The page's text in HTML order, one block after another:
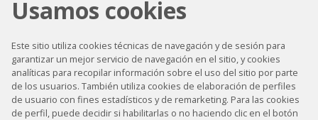
Accesibilidad
Contacto
Aviso legal
Usamos cookies
Este sitio utiliza cookies técnicas de navegación y de sesión para
garantizar un mejor servicio de navegación en el sitio, y cookies
analíticas para recopilar información sobre el uso del sitio por parte
de los usuarios. También utiliza cookies de elaboración de perfiles
de usuario con fines estadísticos y de remarketing. Para las cookies
de perfil, puede decidir si habilitarlas o no haciendo clic en el botón